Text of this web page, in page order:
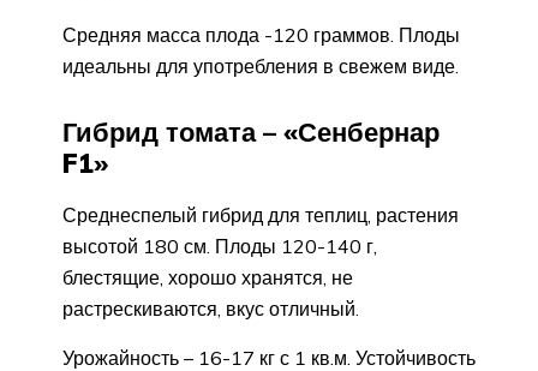
Средняя масса плода -120 граммов. Плоды
идеальны для употребления в свежем виде.
Гибрид томата – «Сенбернар
F1»
Среднеспелый гибрид для теплиц, растения
высотой 180 см. Плоды 120-140 г,
блестящие, хорошо хранятся, не
растрескиваются, вкус отличный.
Урожайность – 16-17 кг с 1 кв.м. Устойчивость